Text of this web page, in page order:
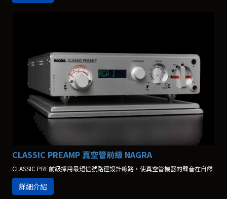
CLASSIC PREAMP 真空管前級 NAGRA
CLASSIC PRE前級採用最短信號路徑設計線路，使真空管機器的聲音在自然
詳細介紹